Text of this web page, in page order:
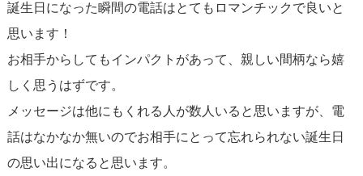
誕生日になった瞬間の電話はとてもロマンチックで良いと
思います！
お相手からしてもインパクトがあって、親しい間柄なら嬉
しく思うはずです。
メッセージは他にもくれる人が数人いると思いますが、電
話はなかなか無いのでお相手にとって忘れられない誕生日
の思い出になると思います。